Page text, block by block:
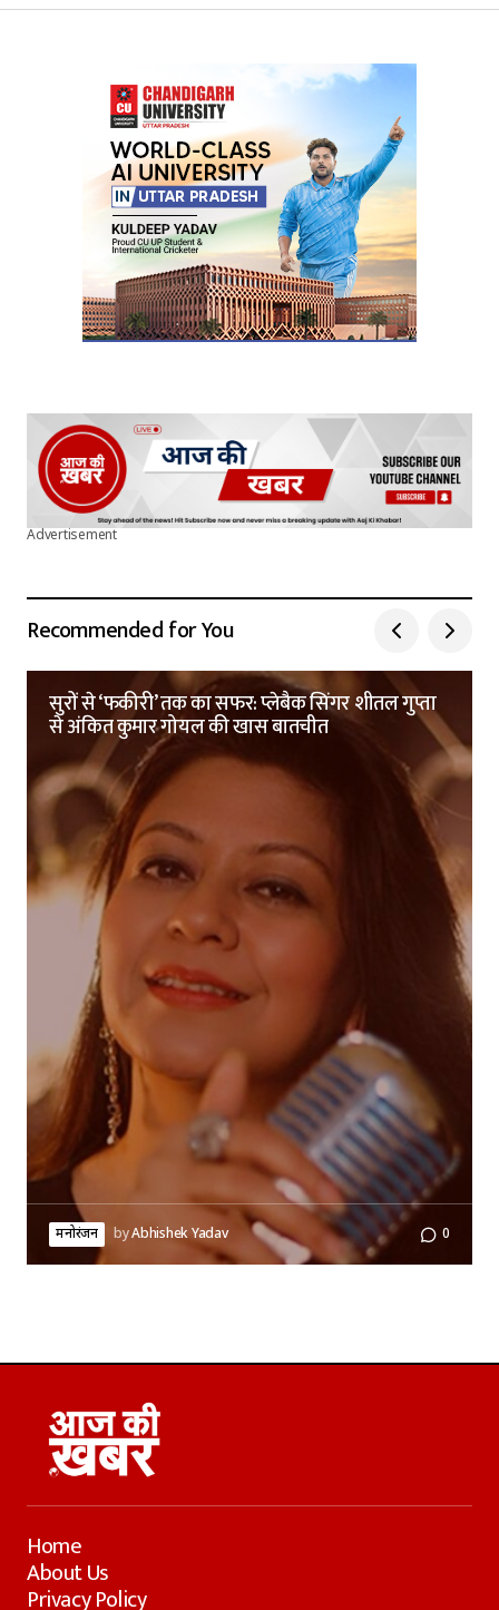
Your E-mail*
Submit Comment
Advertisement
Recommended for You
सुरों से ‘फकीरी’ तक का सफर: प्लेबैक सिंगर शीतल गुप्ता
से अंकित कुमार गोयल की खास बातचीत
मनोरंजन byAbhishek Yadav 0
Home
About Us
Privacy Policy